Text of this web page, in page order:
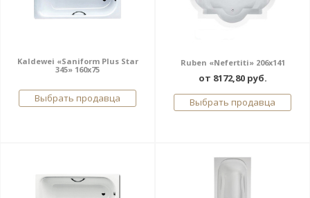
Kaldewei «Saniform Plus Star
345» 160x75
Выбрать продавца
Ruben «Nefertiti» 206x141
от 8172,80 руб.
Выбрать продавца